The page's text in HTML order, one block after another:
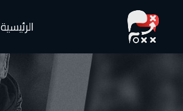
الرئيسية